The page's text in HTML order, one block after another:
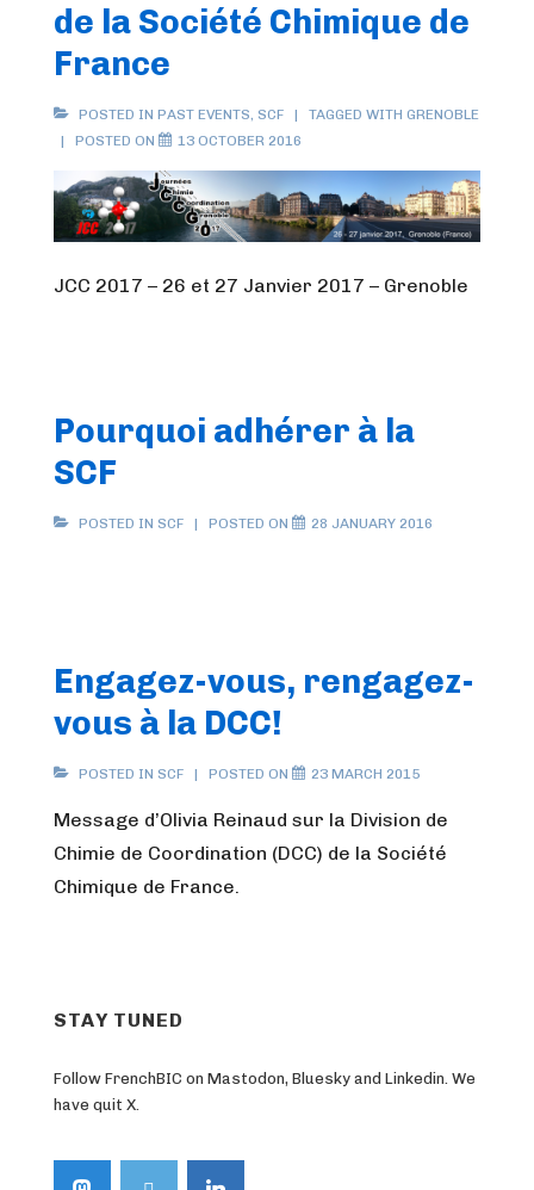
de la Société Chimique de
France
POSTED IN PAST EVENTS, SCF TAGGED WITH GRENOBLE
POSTED ON
13 OCTOBER 2016
JCC 2017 – 26 et 27 Janvier 2017 – Grenoble
Pourquoi adhérer à la
SCF
POSTED IN SCF POSTED ON 28 JANUARY 2016
Engagez-vous, rengagez-
vous à la DCC!
POSTED IN SCF POSTED ON 23 MARCH 2015
Message d’Olivia Reinaud sur la Division de
Chimie de Coordination (DCC) de la Société
Chimique de France.
STAY TUNED
Follow FrenchBIC on Mastodon, Bluesky and Linkedin. We
have quit X.